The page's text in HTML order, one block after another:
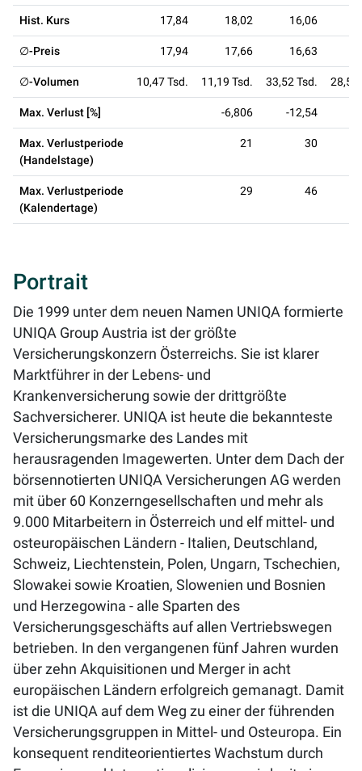
Hist. Kurs 17,84 18,02 16,06
∅-Preis 17,94 17,66 16,63
∅-Volumen 10,47 Tsd. 11,19 Tsd. 33,52 Tsd. 28,53
Max. Verlust [%] -6,806 -12,54
Max. Verlustperiode
(Handelstage)
21 30
Max. Verlustperiode
(Kalendertage)
29 46
Portrait
Die 1999 unter dem neuen Namen UNIQA formierte
UNIQA Group Austria ist der größte
Versicherungskonzern Österreichs. Sie ist klarer
Marktführer in der Lebens- und
Krankenversicherung sowie der drittgrößte
Sachversicherer. UNIQA ist heute die bekannteste
Versicherungsmarke des Landes mit
herausragenden Imagewerten. Unter dem Dach der
börsennotierten UNIQA Versicherungen AG werden
mit über 60 Konzerngesellschaften und mehr als
9.000 Mitarbeitern in Österreich und elf mittel- und
osteuropäischen Ländern - Italien, Deutschland,
Schweiz, Liechtenstein, Polen, Ungarn, Tschechien,
Slowakei sowie Kroatien, Slowenien und Bosnien
und Herzegowina - alle Sparten des
Versicherungsgeschäfts auf allen Vertriebswegen
betrieben. In den vergangenen fünf Jahren wurden
über zehn Akquisitionen und Merger in acht
europäischen Ländern erfolgreich gemanagt. Damit
ist die UNIQA auf dem Weg zu einer der führenden
Versicherungsgruppen in Mittel- und Osteuropa. Ein
konsequent renditeorientiertes Wachstum durch